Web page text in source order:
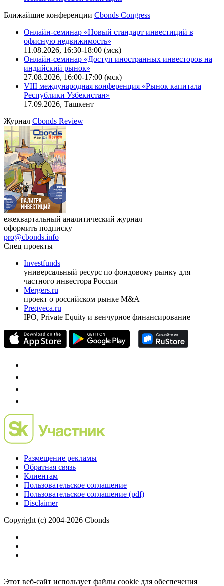
Поиск котировок облигаций
Ближайшие конференцииCbonds Congress
Онлайн-семинар «Новый стандарт инвестиций в
офисную недвижимость»
11.08.2026, 16:30-18:00 (мск)
Онлайн-семинар «Доступ иностранных инвесторов на
индийский рынок»
VIII международная конференция «Рынок капитала
Республики Узбекистан»
17.09.2026, Ташкент
ЖурналCbonds Review
оформить подписку
pro@cbonds.info
Спец проекты
Investfunds
универсальный ресурс по фондовому рынку для
частного инвестора России
проект о российском рынке M&A
Preqveca.ru
Размещение рекламы
Обратная связь
Пользовательское соглашение
Copyright (c) 2004-2026 Cbonds